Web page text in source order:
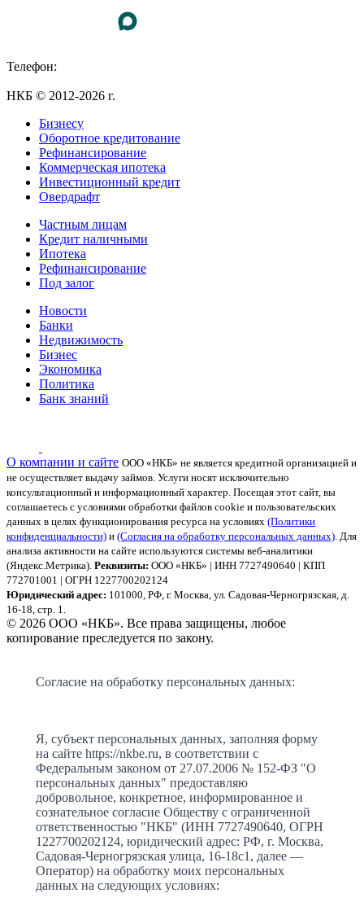
Телефон:
НКБ © 2012-2026 г.
Бизнесу
Оборотное кредитование
Рефинансирование
Коммерческая ипотека
Инвестиционный кредит
Овердрафт
Частным лицам
Кредит наличными
Ипотека
Рефинансирование
Под залог
Новости
Банки
Недвижимость
Бизнес
Экономика
Политика
Банк знаний
О компании и сайте ООО «НКБ» не является кредитной организацией и
не осуществляет выдачу займов. Услуги носят исключительно
консультационный и информационный характер. Посещая этот сайт, вы
соглашаетесь с условиями обработки файлов cookie и пользовательских
данных в целях функционирования ресурса на условиях (Политики
конфиденциальности) и (Согласия на обработку персональных данных). Для
анализа активности на сайте используются системы веб-аналитики
(Яндекс.Метрика). Реквизиты: ООО «НКБ» | ИНН 7727490640 | КПП
772701001 | ОГРН 1227700202124
Юридический адрес: 101000, РФ, г. Москва, ул. Садовая-Черногрязская, д.
16-18, стр. 1.
© 2026 ООО «НКБ». Все права защищены, любое
копирование преследуется по закону.
Согласие на обработку персональных данных:
Я, субъект персональных данных, заполняя форму
на сайте https://nkbe.ru, в соответствии с
Федеральным законом от 27.07.2006 № 152-ФЗ "О
персональных данных" предоставляю
добровольное, конкретное, информированное и
сознательное согласие Обществу с ограниченной
ответственностью "НКБ" (ИНН 7727490640, ОГРН
1227700202124, юридический адрес: РФ, г. Москва,
Садовая-Черногрязская улица, 16-18с1, далее —
Оператор) на обработку моих персональных
данных на следующих условиях: